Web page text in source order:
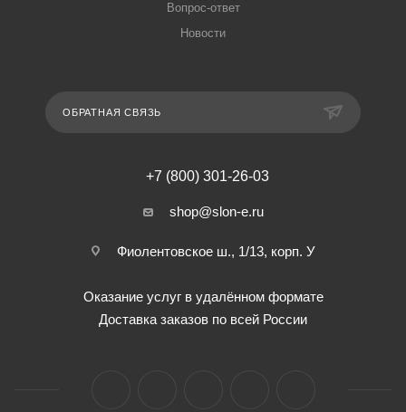
Вопрос-ответ
Новости
ОБРАТНАЯ СВЯЗЬ
+7 (800) 301-26-03
shop@slon-e.ru
Фиолентовское ш., 1/13, корп. У
Оказание услуг в удалённом формате
Доставка заказов по всей России